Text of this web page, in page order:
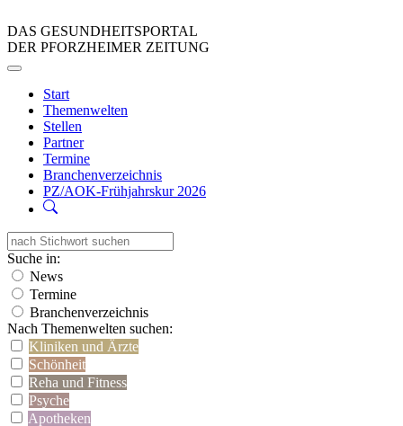
DAS GESUNDHEITSPORTAL
DER PFORZHEIMER ZEITUNG
Start
Themenwelten
Stellen
Partner
Termine
Branchenverzeichnis
PZ/AOK-Frühjahrskur 2026
Suche in:
News
Termine
Branchenverzeichnis
Nach Themenwelten suchen:
Kliniken und Ärzte
Schönheit
Reha und Fitness
Psyche
Apotheken